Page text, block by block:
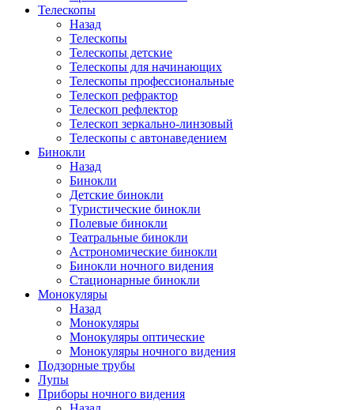
Телескопы
Назад
Телескопы
Телескопы детские
Телескопы для начинающих
Телескопы профессиональные
Телескоп рефрактор
Телескоп рефлектор
Телескоп зеркально-линзовый
Телескопы с автонаведением
Бинокли
Назад
Бинокли
Детские бинокли
Туристические бинокли
Полевые бинокли
Театральные бинокли
Астрономические бинокли
Бинокли ночного видения
Стационарные бинокли
Монокуляры
Назад
Монокуляры
Монокуляры оптические
Монокуляры ночного видения
Подзорные трубы
Лупы
Приборы ночного видения